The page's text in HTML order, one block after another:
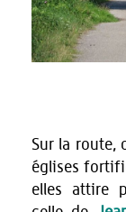
Sur la route,
églises
elles attire